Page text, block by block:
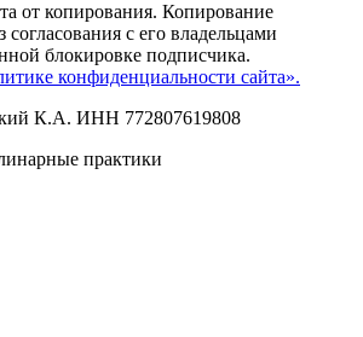
от копирования. Копирование
согласования с его владельцами
блокировке подписчика.
конфиденциальности сайта».
К.А. ИНН 772807619808
практики